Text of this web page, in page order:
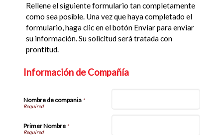
Rellene el siguiente formulario tan completamente
como sea posible. Una vez que haya completado el
formulario, haga clic en el botón Enviar para enviar
su información. Su solicitud será tratada con
prontitud.
Información de Compañía
Nombre de compania*
Primer Nombre *